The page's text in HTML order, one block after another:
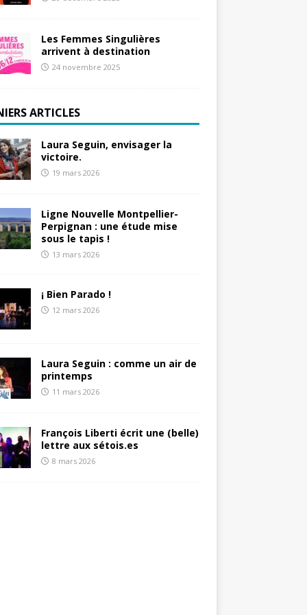
Les Femmes Singulières
arrivent à destination
24 novembre 2025
ARTICLES
Laura Seguin, envisager la
victoire.
19 mars 2026
Ligne Nouvelle Montpellier-
Perpignan : une étude mise
sous le tapis !
13 mars 2026
¡ Bien Parado !
12 mars 2026
Laura Seguin : comme un air de
printemps
11 mars 2026
François Liberti écrit une (belle)
lettre aux sétois.es
8 mars 2026